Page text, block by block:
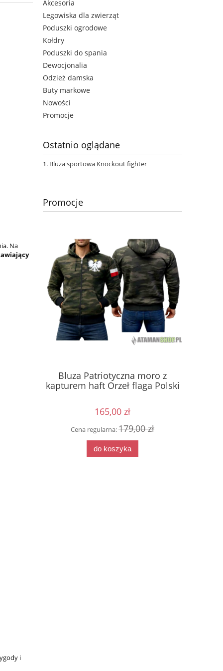
Na
i
Akcesoria
Legowiska dla zwierząt
Poduszki ogrodowe
Kołdry
Poduszki do spania
Dewocjonalia
Odzież damska
Buty markowe
Nowości
Promocje
Ostatnio oglądane
Bluza sportowa Knockout fighter
Promocje
Bluza Patriotyczna moro z
kapturem haft Orzeł flaga Polski
165,00 zł
Cena regularna:179,00 zł
do koszyka